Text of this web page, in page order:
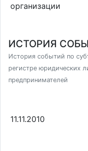
организации
ИСТОРИЯ
История событий по
регистре юридических
предпринимателей
11.11.2010